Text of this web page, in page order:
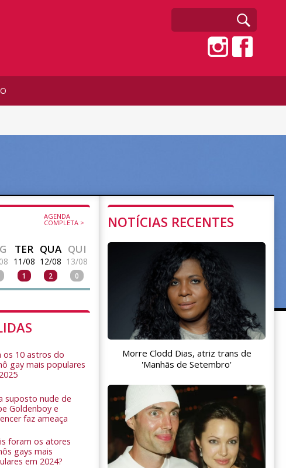
AGENDA
COMPLETA >
TER
11/08
1
QUA
12/08
2
QUI
13/08
0
os 10 astros do
gay mais populares
suposto nude de
Goldenboy e
faz ameaça
foram os atores
gays mais
em 2024?
NOTÍCIAS RECENTES
Morre Clodd Dias, atriz trans de
'Manhãs de Setembro'